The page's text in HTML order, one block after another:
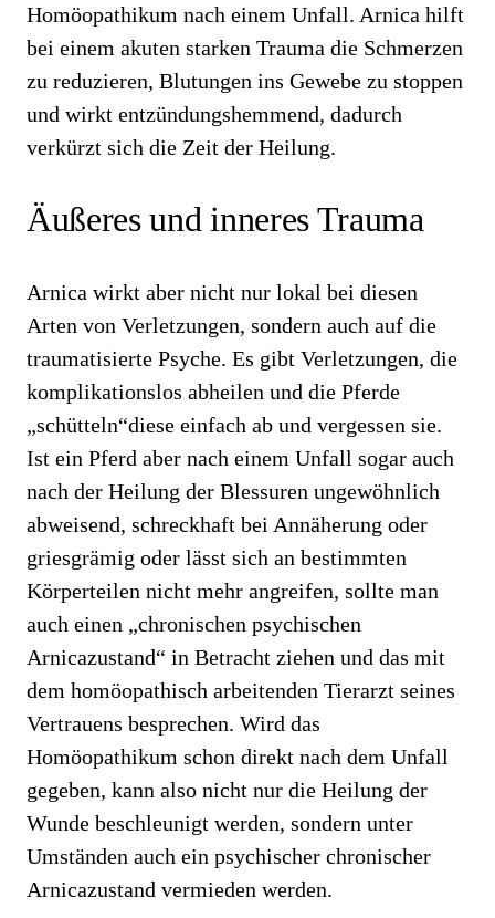
Homöopathikum nach einem Unfall. Arnica hilft
bei einem akuten starken Trauma die Schmerzen
zu reduzieren, Blutungen ins Gewebe zu stoppen
und wirkt entzündungshemmend, dadurch
verkürzt sich die Zeit der Heilung.
Äußeres und inneres Trauma
Arnica wirkt aber nicht nur lokal bei diesen
Arten von Verletzungen, sondern auch auf die
traumatisierte Psyche. Es gibt Verletzungen, die
komplikationslos abheilen und die Pferde
„schütteln“diese einfach ab und vergessen sie.
Ist ein Pferd aber nach einem Unfall sogar auch
nach der Heilung der Blessuren ungewöhnlich
abweisend, schreckhaft bei Annäherung oder
griesgrämig oder lässt sich an bestimmten
Körperteilen nicht mehr angreifen, sollte man
auch einen „chronischen psychischen
Arnicazustand“ in Betracht ziehen und das mit
dem homöopathisch arbeitenden Tierarzt seines
Vertrauens besprechen. Wird das
Homöopathikum schon direkt nach dem Unfall
gegeben, kann also nicht nur die Heilung der
Wunde beschleunigt werden, sondern unter
Umständen auch ein psychischer chronischer
Arnicazustand vermieden werden.